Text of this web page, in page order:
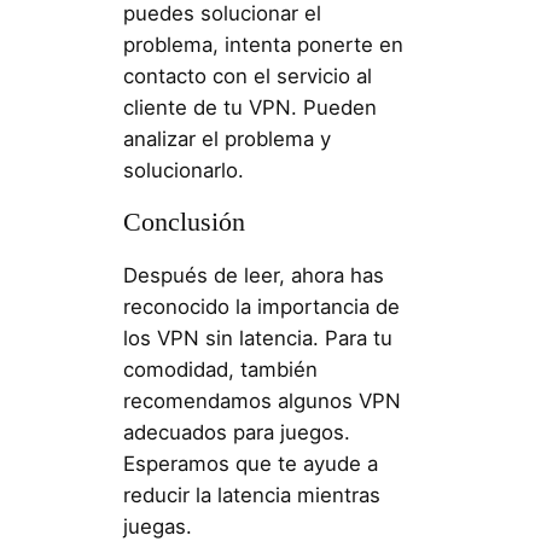
puedes solucionar el
problema, intenta ponerte en
contacto con el servicio al
cliente de tu VPN. Pueden
analizar el problema y
solucionarlo.
Conclusión
Después de leer, ahora has
reconocido la importancia de
los VPN sin latencia. Para tu
comodidad, también
recomendamos algunos VPN
adecuados para juegos.
Esperamos que te ayude a
reducir la latencia mientras
juegas.